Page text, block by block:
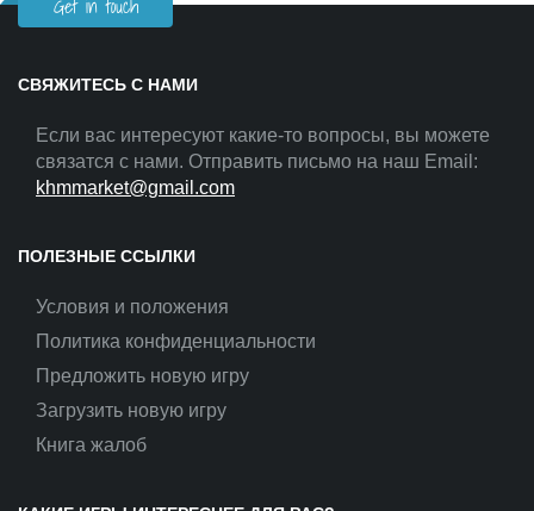
СВЯЖИТЕСЬ С НАМИ
Если вас интересуют какие-то вопросы, вы можете
связатся с нами. Отправить письмо на наш Email:
khmmarket@gmail.com
ПОЛЕЗНЫЕ ССЫЛКИ
Условия и положения
Политика конфиденциальности
Предложить новую игру
Загрузить новую игру
Книга жалоб